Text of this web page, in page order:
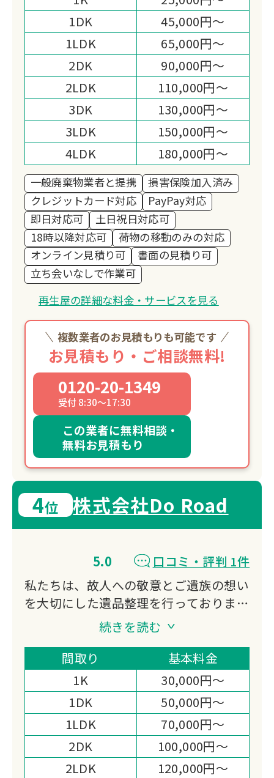
お墓の引っ越しまで担う終活サポートと
損害保険加入の体制が選ばれる理由で
1DK
45,000円～
1LDK
65,000円～
2DK
90,000円～
2LDK
110,000円～
3DK
130,000円～
3LDK
150,000円～
4LDK
180,000円～
一般廃棄物業者と提携
損害保険加入済み
クレジットカード対応
PayPay対応
即日対応可
土日祝日対応可
18時以降対応可
荷物の移動のみの対応
オンライン見積り可
書面の見積り可
立ち会いなしで作業可
再生屋の詳細な料金・サービスを見る
複数業者のお見積もりも可能です
お見積もり・ご相談無料!
0120-20-1349
受付 8:30～17:30
この業者に無料相談・
無料お見積もり
4位 株式会社Do Road
5.0
口コミ・評判 1件
私たちは、故人への敬意とご遺族の想い
を大切にした遺品整理を行っておりま
不用品買取にも対応し、処分費の軽減や
想い出の品の活用もご提案。
迅速かつ丁寧なお見積りと作業まごころ
を込めた対応で、高い満足度をいただい
ております。
心の負担を少しでも軽くできるよう尽力
いたします。
続きを読む
間取り
基本料金
1K
30,000円～
1DK
50,000円～
1LDK
70,000円～
2DK
100,000円～
2LDK
120,000円～